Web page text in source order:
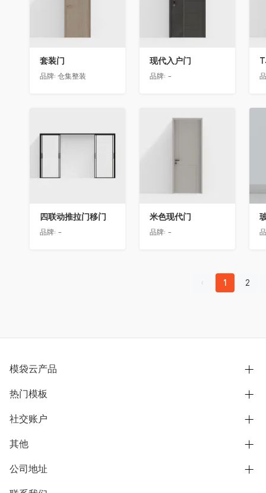
套装门
品牌: 仓集整装
现代入户门
品牌: -
四联动推拉门移门
品牌: -
收藏
米色现代门
品牌: -
1 2
模袋云产品
别墅设计营销
模型协同展示分享
别墅社区
热门模板
欧式别墅
中式别墅
社交账户
B站
抖音
微信公众号
其他
用户服务协议
隐私政策
公司地址